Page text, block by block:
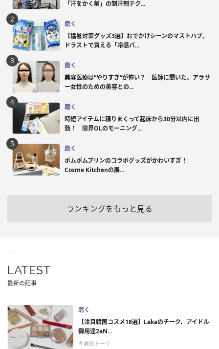
「汗をかく前」の制汗剤テク...
磨く
【猛暑対策グッズ3選】おでかけシーンのマストハブ。
ドラストで買える「冷感パ...
磨く
美容医療は“やりすぎ”が怖い？ 医師に聞いた、アラサ
ー女性のための美容との...
磨く
時短アイテムに頼りまくって起床から30分以内に出
勤！ 限界OLのモーニング...
磨く
ポムポムプリンのコラボグッズがかわいすぎ！
Cosme Kitchenの展...
ランキングをもっと見る
LATEST
最新の記事
磨く
【注目韓国コスメ18選】Lakaのチーク、アイドル
御用達2aN...
＃美欲トーク